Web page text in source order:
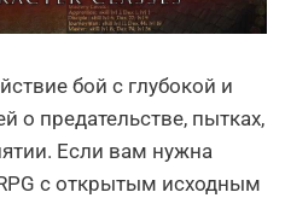
бой с глубокой и
о предательстве, пытках,
Если вам нужна
с открытым исходным